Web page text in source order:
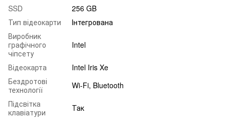
SSD
256 GB
Тип відеокарти
Інтегрована
Виробник
графічного
чіпсету
Intel
Відеокарта
Intel Iris Xe
Бездротові
технології
Wi-Fi, Bluetooth
Підсвітка
клавіатури
Так